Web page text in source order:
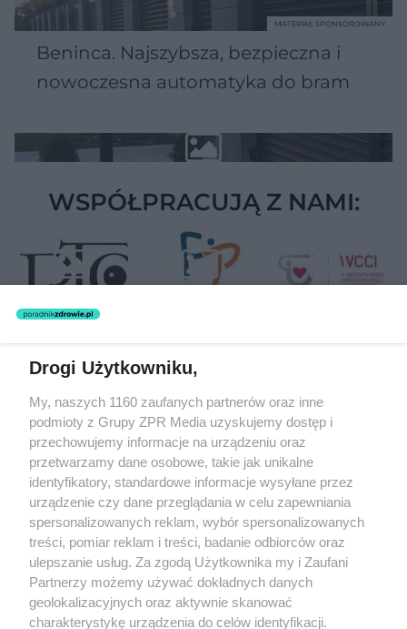
Beninca. Najszybsza, bezpieczna i
nowoczesna automatyka do bram
MATERIAŁ SPONSOROWANY
WSPÓŁPRACUJĄ Z NAMI:
Żaden utwór zamieszczony w serwisie nie może być powielany i
rozpowszechniany lub dalej rozpowszechniany w jakikolwiek sposób
(w tym także elektroniczny lub mechaniczny) na jakimkolwiek polu
eksploatacji w jakiejkolwiek formie, włącznie z umieszczaniem w
Internecie bez pisemnej zgody właściciela praw. Jakiekolwiek użycie
lub wykorzystanie utworów w całości lub w części z naruszeniem
prawa, tzn. bez właściwej zgody, jest zabronione pod groźbą kary i
może być ścigane prawnie.
Drogi Użytkowniku,
My, naszych 1160 zaufanych partnerów oraz inne
podmioty z Grupy ZPR Media uzyskujemy dostęp i
przechowujemy informacje na urządzeniu oraz
przetwarzamy dane osobowe, takie jak unikalne
identyfikatory, standardowe informacje wysyłane przez
urządzenie czy dane przeglądania w celu zapewniania
spersonalizowanych reklam, wybór spersonalizowanych
treści, pomiar reklam i treści, badanie odbiorców oraz
ulepszanie usług. Za zgodą Użytkownika my i Zaufani
Partnerzy możemy używać dokładnych danych
geolokalizacyjnych oraz aktywnie skanować
charakterystykę urządzenia do celów identyfikacji.